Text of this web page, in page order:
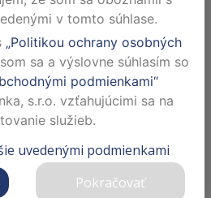
15/11, 934 01 Levice
24.07-31.07.2026 Akútne
:MUDr. Sklenárová E. ,
telef. kontakt 036/202
7.8.2026 Akútne stavy
S., sv.Michala 32,Levice,
v tomto súhlase.
„Politikou ochrany osobných
sa a výslovne súhlasím so
podmienkami“
s.r.o. vzťahujúcimi sa na
služieb.
uvedenými podmienkami
Pokračovať